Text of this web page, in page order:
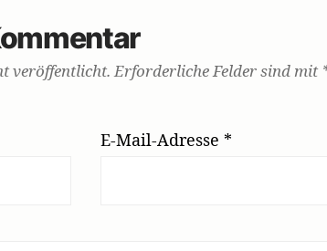
veröffentlicht. Erforderliche Felder sind mit
E-Mail-Adresse *